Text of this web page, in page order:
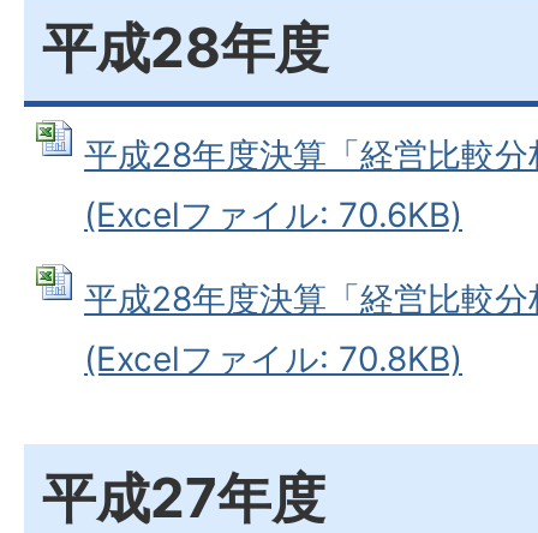
平成28年度
平成28年度決算「経営比較
(Excelファイル: 70.6KB)
平成28年度決算「経営比較
(Excelファイル: 70.8KB)
平成27年度